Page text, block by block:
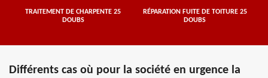
TRAITEMENT DE CHARPENTE 25
DOUBS
RÉPARATION FUITE DE TOITURE 25
DOUBS
Différents cas où pour la société en urgence la